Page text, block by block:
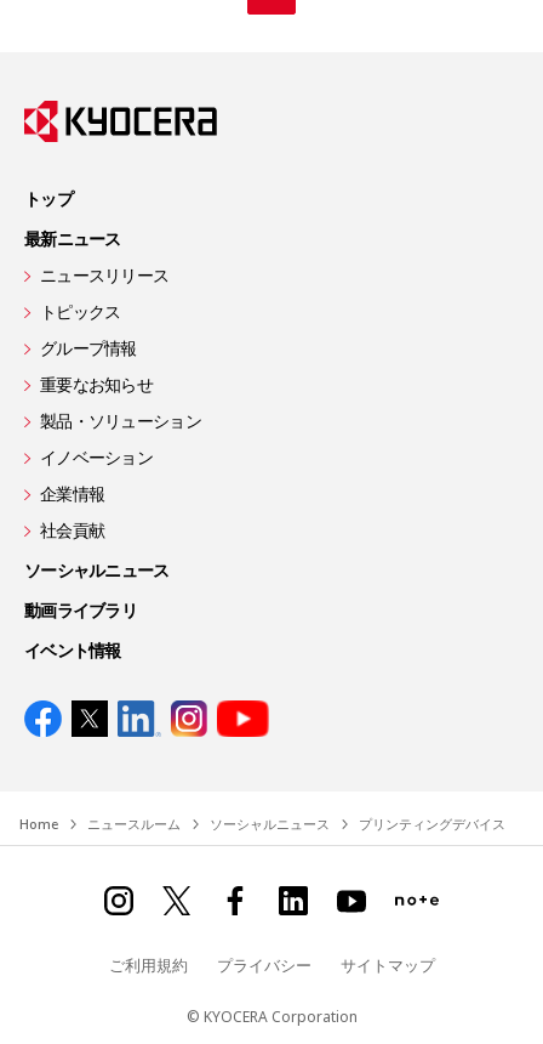
トップ
最新ニュース
ニュースリリース
トピックス
グループ情報
重要なお知らせ
製品・ソリューション
イノベーション
企業情報
社会貢献
ソーシャルニュース
動画ライブラリ
イベント情報
Home ニュースルーム ソーシャルニュース プリンティングデバイス
ご利用規約 プライバシー サイトマップ
© KYOCERA Corporation